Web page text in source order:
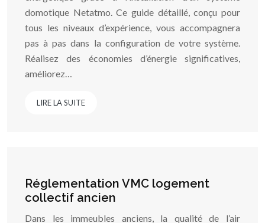
domotique Netatmo. Ce guide détaillé, conçu pour
tous les niveaux d’expérience, vous accompagnera
pas à pas dans la configuration de votre système.
Réalisez des économies d’énergie significatives,
améliorez…
LIRE LA SUITE
Réglementation VMC logement
collectif ancien
Dans les immeubles anciens, la qualité de l’air